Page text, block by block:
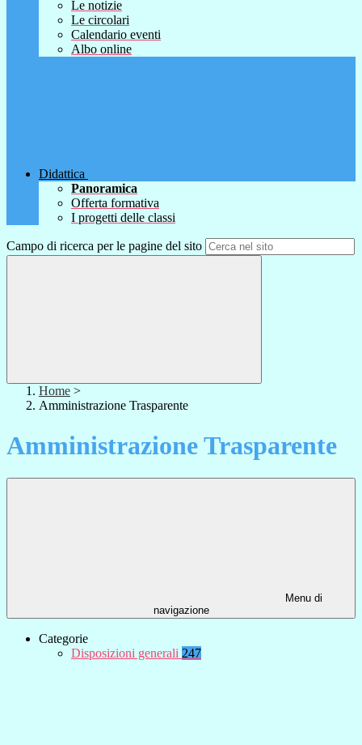
Le notizie
Le circolari
Calendario eventi
Albo online
Didattica
Panoramica
Offerta formativa
I progetti delle classi
Campo di ricerca per le pagine del sito
Home >
Amministrazione Trasparente
Amministrazione Trasparente
Menu di
navigazione
Categorie
Disposizioni generali 247